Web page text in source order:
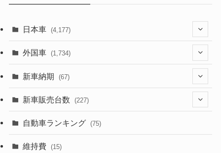
日本車 (4,177)
(1,323)
(330)
(357)
外国車 (1,734)
(242)
新車納期 (67)
(28)
(8)
新車販売台数 (227)
(21)
自動車ランキング (75)
維持費 (15)